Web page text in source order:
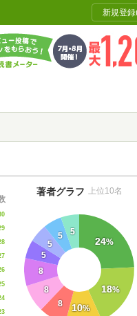
新規登
24%
18%
10%
8
8
8
5
5
5 5
著者グラフ 上位10名